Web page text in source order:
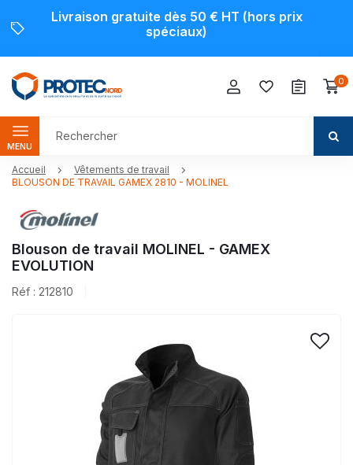
Livraison gratuite dès 50 € HT (hors prix
spéciaux)
0
MENU
Accueil
Vêtements de travail
BLOUSON DE TRAVAIL GAMEX 2810 - MOLINEL
Blouson de travail MOLINEL - GAMEX
EVOLUTION
Réf : 212810